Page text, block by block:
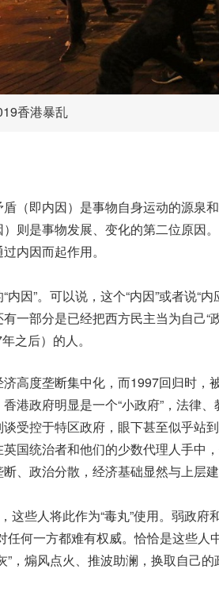
香港暴乱
（即内因）是事物自身运动的源泉
则是事物发展、变化的第二位原因
内因而起作用。
因”。可以说，这个“内因”或者说“内
一部分是已经把西方民主当为自己“
之后）的人。
高度垄断集中化，而1997回归时，
港政府明显是一个“小政府”，法律
受控于特区政府，眼下甚至似乎站到
国统治者和他们的少数代理人手中
、政治分散，经济基础显然与上层
这些人将此作为“毒丸”使用。弱政府
任何一方都难有权威。恰恰是这些人
，煽风点火、推波助澜，换取自己